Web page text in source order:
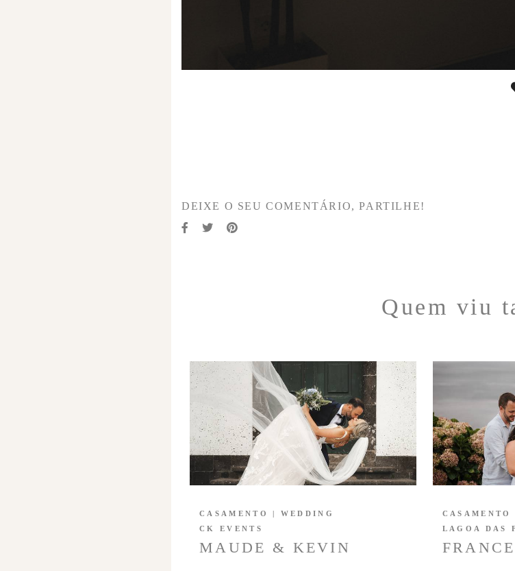
DEIXE O SEU COMENTÁRIO, PARTILHE!
Quem viu
MAUDE & KEVIN
CASAMENTO | WEDDING
CK EVENTS
CASAMENTO
LAGOA DAS